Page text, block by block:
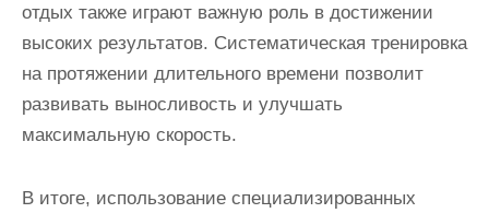
отдых также играют важную роль в достижении
высоких результатов. Систематическая тренировка
на протяжении длительного времени позволит
развивать выносливость и улучшать
максимальную скорость.
В итоге, использование специализированных